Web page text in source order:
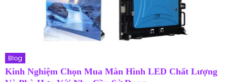
Blog
Kinh Nghiệm Chọn Mua Màn Hình LED Chất Lượng